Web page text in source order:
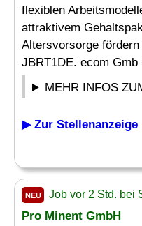
flexiblen
attraktivem
Altersvorsorge
JBRT1DE. ecom
MEHR INFOS
▶ Zur Stellenanzeige
NEU Job vor 2 Std. bei
Pro Minent GmbH